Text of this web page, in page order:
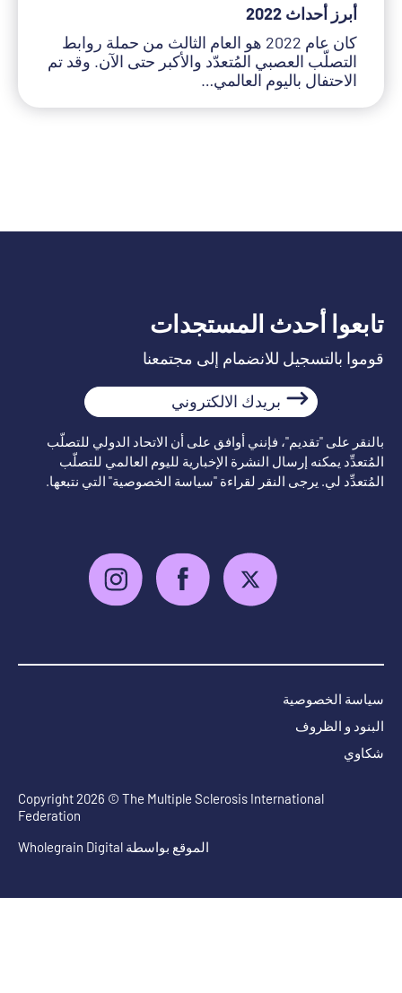
أبرز أحداث 2022
كان عام 2022 هو العام الثالث من حملة روابط
التصلّب العصبي المُتعدّد والأكبر حتى الآن. وقد تم
الاحتفال باليوم العالمي…
تابعوا أحدث المستجدات
قوموا بالتسجيل للانضمام إلى مجتمعنا
بريدك
الالكتروني
بالنقر على "تقديم"، فإنني أوافق على أن الاتحاد الدولي للتصلّب
المُتعدِّد يمكنه إرسال النشرة الإخبارية لليوم العالمي للتصلّب
المُتعدِّد لي. يرجى النقر لقراءة "سياسة الخصوصية" التي نتبعها.
سياسة الخصوصية
البنود و الظروف
شكاوي
Copyright 2026 © The Multiple Sclerosis International
Federation
الموقع بواسطة Wholegrain Digital